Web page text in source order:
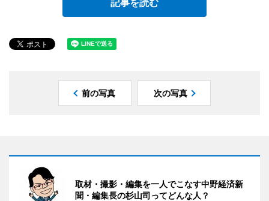
前の写真 次の写真
取材・撮影・編集を一人でこなす中野経済新
聞・編集長の杉山司ってどんな人？